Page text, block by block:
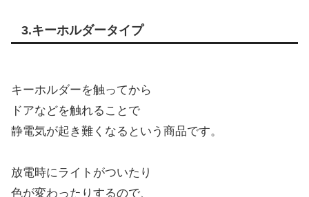
3.キーホルダータイプ
キーホルダーを触ってから
ドアなどを触れることで
静電気が起き難くなるという商品です。
放電時にライトがついたり
色が変わったりするので、